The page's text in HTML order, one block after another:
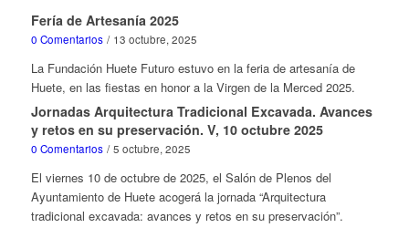
Fería de Artesanía 2025
0 Comentarios / 13 octubre, 2025
La Fundación Huete Futuro estuvo en la feria de artesanía de
Huete, en las fiestas en honor a la Virgen de la Merced 2025.
Jornadas Arquitectura Tradicional Excavada. Avances
y retos en su preservación. V, 10 octubre 2025
0 Comentarios / 5 octubre, 2025
El viernes 10 de octubre de 2025, el Salón de Plenos del
Ayuntamiento de Huete acogerá la jornada “Arquitectura
tradicional excavada: avances y retos en su preservación”.